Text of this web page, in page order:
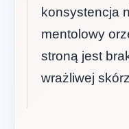
konsystencja
mentolowy
stroną jest
wrażliwej